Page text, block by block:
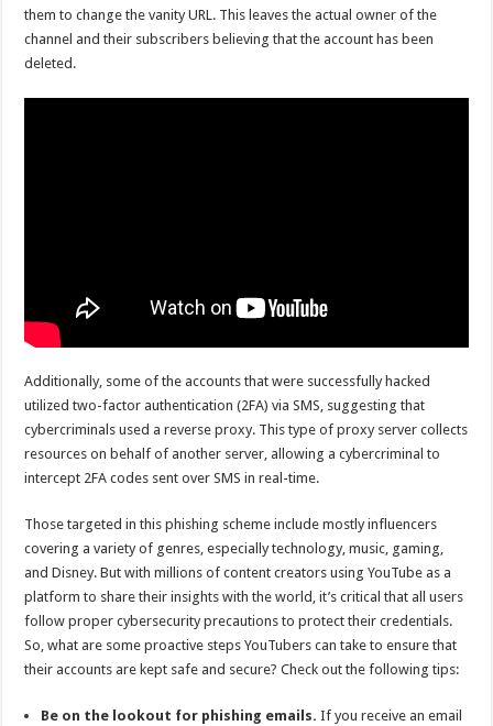
them to change the vanity URL. This leaves the actual owner of the
channel and their subscribers believing that the account has been
deleted.
Additionally, some of the accounts that were successfully hacked
utilized two-factor authentication (2FA) via SMS, suggesting that
cybercriminals used a reverse proxy. This type of proxy server collects
resources on behalf of another server, allowing a cybercriminal to
intercept 2FA codes sent over SMS in real-time.
Those targeted in this phishing scheme include mostly influencers
covering a variety of genres, especially technology, music, gaming,
and Disney. But with millions of content creators using YouTube as a
platform to share their insights with the world, it’s critical that all users
follow proper cybersecurity precautions to protect their credentials.
So, what are some proactive steps YouTubers can take to ensure that
their accounts are kept safe and secure? Check out the following tips:
Be on the lookout for phishing emails.If you receive an email